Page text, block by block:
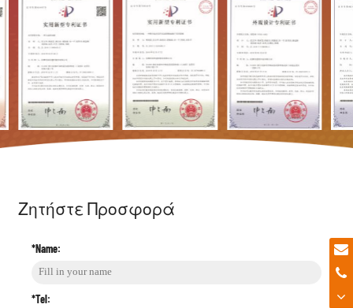
Ζητήστε Προσφορά
*Name:
*Tel: